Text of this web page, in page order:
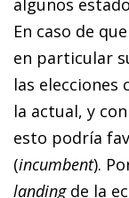
algunos
En caso de
en particular
las elecciones
la actual, y
esto podría
(incumbent).
landingde la